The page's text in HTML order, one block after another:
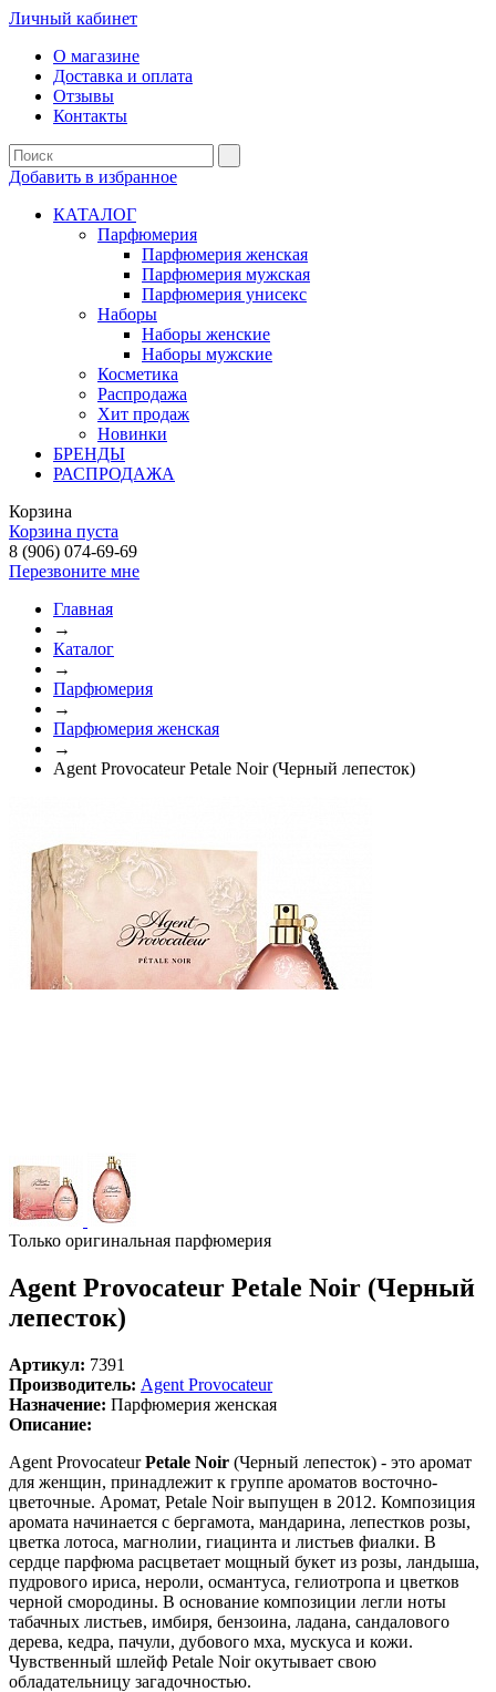
Личный кабинет
О магазине
Доставка и оплата
Отзывы
Контакты
Добавить в избранное
КАТАЛОГ
Парфюмерия
Парфюмерия женская
Парфюмерия мужская
Парфюмерия унисекс
Наборы
Наборы женские
Наборы мужские
Косметика
Распродажа
Хит продаж
Новинки
БРЕНДЫ
РАСПРОДАЖА
Корзина
Корзина пуста
8 (906) 074-69-69
Перезвоните мне
Главная
→
Каталог
→
Парфюмерия
→
Парфюмерия женская
→
Agent Provocateur Petale Noir (Черный лепесток)
Только оригинальная парфюмерия
Agent Provocateur Petale Noir (Черный
лепесток)
Артикул: 7391
Производитель: Agent Provocateur
Назначение: Парфюмерия женская
Описание:
Agent ProvocateurPetale Noir (Черный лепесток) - это аромат
для женщин, принадлежит к группе ароматов восточно-
цветочные. Аромат, Petale Noir выпущен в 2012. Композиция
аромата начинается с бергамота, мандарина, лепестков розы,
цветка лотоса, магнолии, гиацинта и листьев фиалки. В
сердце парфюма расцветает мощный букет из розы, ландыша,
пудрового ириса, нероли, османтуса, гелиотропа и цветков
черной смородины. В основание композиции легли ноты
табачных листьев, имбиря, бензоина, ладана, сандалового
дерева, кедра, пачули, дубового мха, мускуса и кожи.
Чувственный шлейф Petale Noir окутывает свою
обладательницу загадочностью.